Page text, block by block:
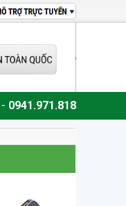
- 0941.971.818